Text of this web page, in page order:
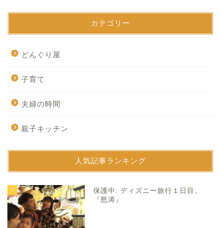
カテゴリー
どんぐり屋
子育て
夫婦の時間
親子キッチン
人気記事ランキング
1
保護中: ディズニー旅行１日目。
『怒涛』